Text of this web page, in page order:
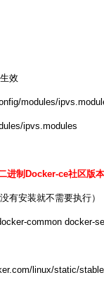
效
modules/
ipvs.modules
进制Docker-ce社区版本
有安装就不需要执行）
common docker-
linux/static/